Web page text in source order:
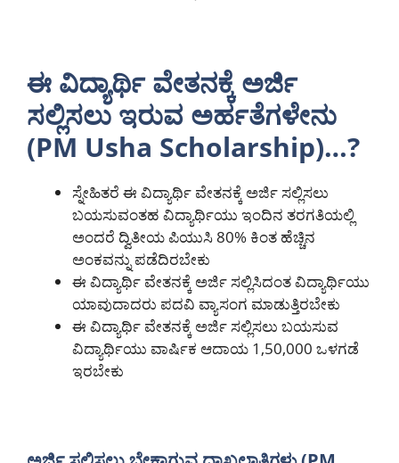
ಈ ವಿದ್ಯಾರ್ಥಿ ವೇತನಕ್ಕೆ ಅರ್ಜಿ
ಸಲ್ಲಿಸಲು ಇರುವ ಅರ್ಹತೆಗಳೇನು
(PM Usha Scholarship)…?
ಸ್ನೇಹಿತರೆ ಈ ವಿದ್ಯಾರ್ಥಿ ವೇತನಕ್ಕೆ ಅರ್ಜಿ ಸಲ್ಲಿಸಲು
ಬಯಸುವಂತಹ ವಿದ್ಯಾರ್ಥಿಯು ಇಂದಿನ ತರಗತಿಯಲ್ಲಿ
ಅಂದರೆ ದ್ವಿತೀಯ ಪಿಯುಸಿ 80% ಕಿಂತ ಹೆಚ್ಚಿನ
ಅಂಕವನ್ನು ಪಡೆದಿರಬೇಕು
ಈ ವಿದ್ಯಾರ್ಥಿ ವೇತನಕ್ಕೆ ಅರ್ಜಿ ಸಲ್ಲಿಸಿದಂತ ವಿದ್ಯಾರ್ಥಿಯು
ಯಾವುದಾದರು ಪದವಿ ವ್ಯಾಸಂಗ ಮಾಡುತ್ತಿರಬೇಕು
ಈ ವಿದ್ಯಾರ್ಥಿ ವೇತನಕ್ಕೆ ಅರ್ಜಿ ಸಲ್ಲಿಸಲು ಬಯಸುವ
ವಿದ್ಯಾರ್ಥಿಯು ವಾರ್ಷಿಕ ಆದಾಯ 1,50,000 ಒಳಗಡೆ
ಇರಬೇಕು